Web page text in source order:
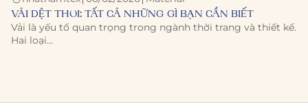
VẢI DỆT THOI: TẤT CẢ NHỮNG GÌ BẠN CẦN BIẾT
Vải là yếu tố quan trọng trong ngành thời trang và thiết kế.
Hai loại…